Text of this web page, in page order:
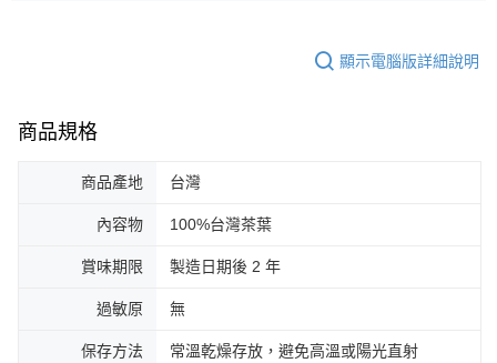
顯示電腦版詳細說明
商品規格
商品產地 台灣
內容物 100%台灣茶葉
賞味期限 製造日期後 2 年
過敏原 無
保存方法 常溫乾燥存放，避免高溫或陽光直射